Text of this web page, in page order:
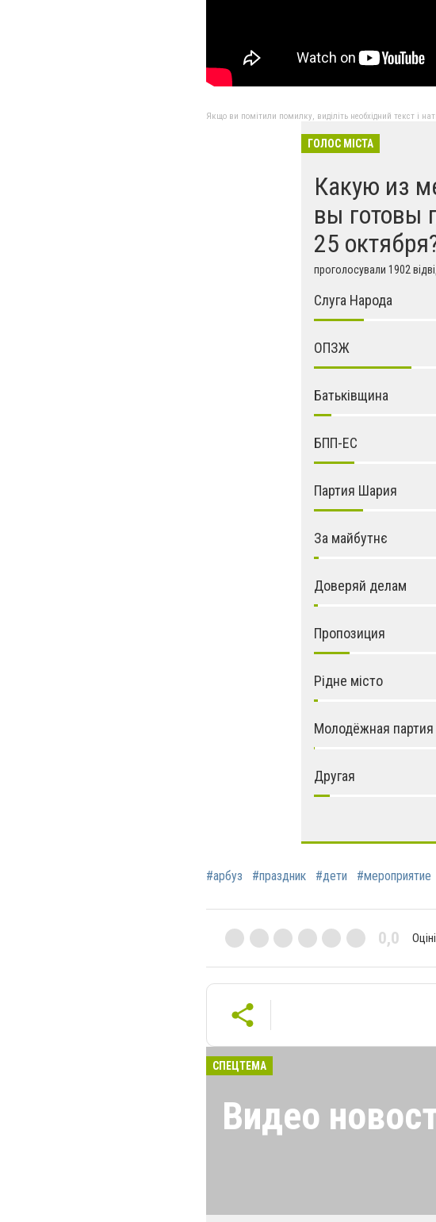
Якщо ви помітили помилку, виділіть необхідний текст і
ГОЛОС МІСТА
Какую из
вы готовы
25
проголосували 1902
Слуга Народа
ОПЗЖ
Батьківщина
БПП-ЕС
Партия Шария
За майбутнє
Доверяй делам
Пропозиция
Рідне місто
Молодёжная партия
Другая
#арбуз #праздник #дети #мероприятие
0,0
СПЕЦТЕМА
Видео